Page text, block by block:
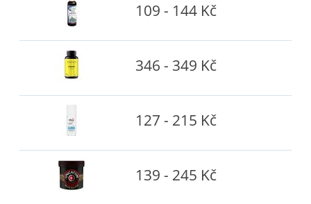
109 - 144 Kč
346 - 349 Kč
127 - 215 Kč
139 - 245 Kč